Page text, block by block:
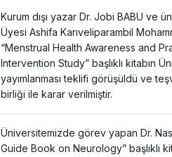
Kurum dışı yazar Dr. Jobi BABU ve
Üyesi Ashifa Karıveliparambil
“Menstrual Health Awareness and
Intervention Study” başlıklı kitabın
yayımlanması teklifi görüşüldü ve
birliği ile karar verilmiştir.
Üniversitemizde görev yapan Dr.
Guide Book on Neurology” başlıklı